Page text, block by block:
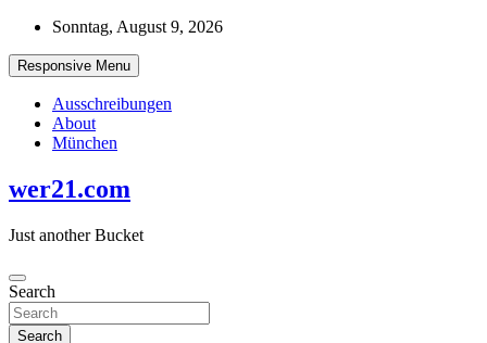
Skip
content
Sonntag, August 9, 2026
Responsive Menu
Ausschreibungen
About
München
wer21.com
Just another Bucket
Search
Search